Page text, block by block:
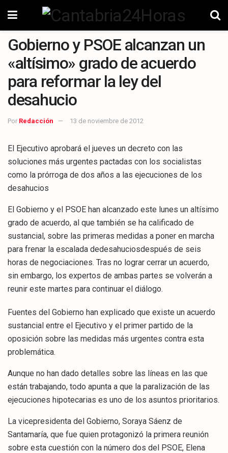
Gobierno y PSOE alcanzan un
«altísimo» grado de acuerdo
para reformar la ley del
desahucio
Por Redacción 13 de noviembre de 2012
El Ejecutivo aprobará el jueves un decreto con las
soluciones más urgentes pactadas con los socialistas
como la prórroga de dos años a las ejecuciones de los
desahucios
El Gobierno y el PSOE han alcanzado este lunes un altísimo
grado de acuerdo, al que también se ha calificado de
sustancial, sobre las primeras medidas a poner en marcha
para frenar la escalada dedesahuciosdespués de seis
horas de negociaciones. Tras no lograr cerrar un acuerdo,
sin embargo, los expertos de ambas partes se volverán a
reunir este martes para continuar el diálogo.
Fuentes del Gobierno han explicado que existe un acuerdo
sustancial entre el Ejecutivo y el primer partido de la
oposición sobre las medidas más urgentes contra esta
problemática.
Aunque no han dado detalles sobre las líneas en las que
están trabajando, todo apunta a que la paralización de las
ejecuciones hipotecarias es uno de los asuntos prioritarios.
La vicepresidenta del Gobierno, Soraya Sáenz de
Santamaría, que fue quien protagonizó la primera reunión
sobre esta cuestión con la número dos del PSOE, Elena